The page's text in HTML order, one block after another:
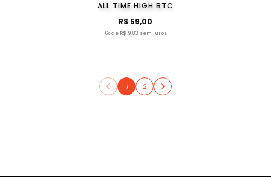
ALL TIME HIGH BTC
R$ 59,00
6x de R$ 9,83 sem juros
1 2